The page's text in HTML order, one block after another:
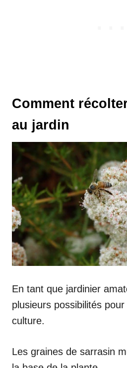
Comment
au jardin
En tant que jardinier
plusieurs possibilités
culture.
Les graines de sarrasin